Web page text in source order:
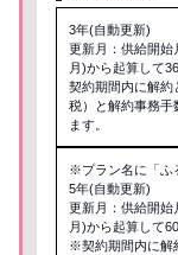
3年(自動更新)
更新月：供給開始
月)から起算して
契約期間内に解約
税）と解約事務手
ます。
※プラン名に「ふ
5年(自動更新)
更新月：供給開始
月)から起算して
※契約期間内に解